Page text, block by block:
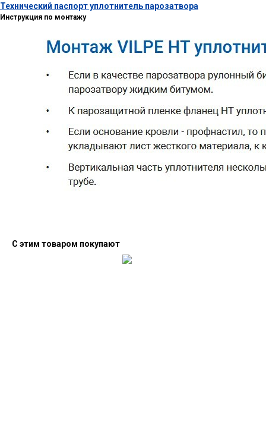
Технический паспорт уплотнитель парозатвора
Инструкция по монтажу
С этим товаром покупают